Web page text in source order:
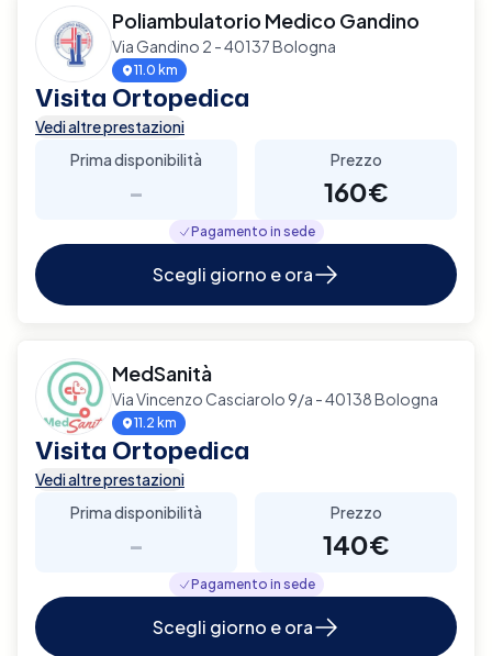
Poliambulatorio Medico Gandino
Via Gandino 2 - 40137 Bologna
11.0 km
Visita Ortopedica
Vedi altre prestazioni
Prima disponibilità
-
Prezzo
160€
Pagamento in sede
Scegli giorno e ora
MedSanità
Via Vincenzo Casciarolo 9/a - 40138 Bologna
11.2 km
Visita Ortopedica
Vedi altre prestazioni
Prima disponibilità
-
Prezzo
140€
Pagamento in sede
Scegli giorno e ora